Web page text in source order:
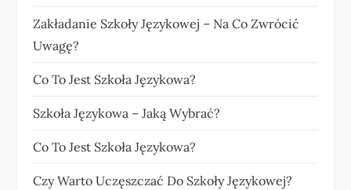
Zakładanie Szkoły Językowej – Na Co Zwrócić
Uwagę?
Co To Jest Szkoła Językowa?
Szkoła Językowa – Jaką Wybrać?
Co To Jest Szkoła Językowa?
Czy Warto Uczęszczać Do Szkoły Językowej?